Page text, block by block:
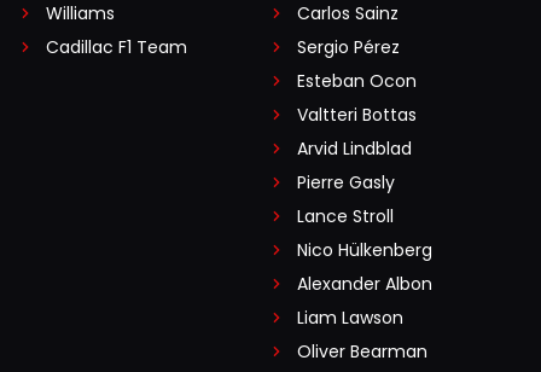
Williams
Cadillac F1 Team
Carlos Sainz
Sergio Pérez
Esteban Ocon
Valtteri Bottas
Arvid Lindblad
Pierre Gasly
Lance Stroll
Nico Hülkenberg
Alexander Albon
Liam Lawson
Oliver Bearman